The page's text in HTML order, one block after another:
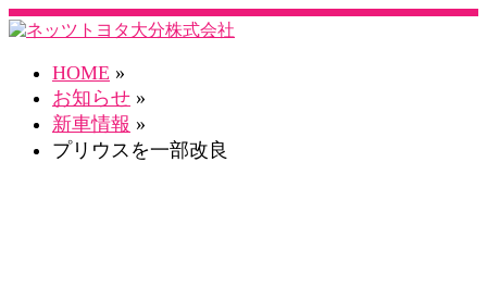
HOME »
お知らせ »
新車情報 »
プリウスを一部改良